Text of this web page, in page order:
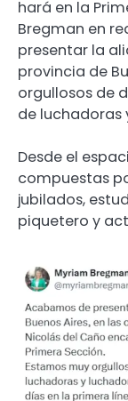
hará en la
Bregman en
presentar la
provincia de
orgullosos de
de luchadoras
Desde el
compuestas
jubilados,
piquetero y